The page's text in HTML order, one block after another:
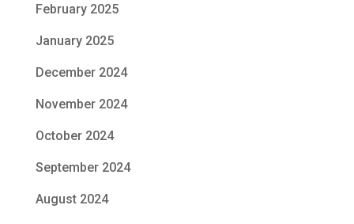
February 2025
January 2025
December 2024
November 2024
October 2024
September 2024
August 2024